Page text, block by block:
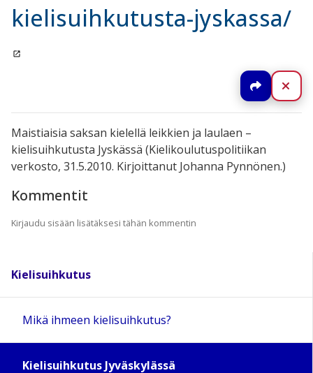
kielisuihkutusta-jyskassa/
Jaa
Maistiaisia saksan kielellä leikkien ja laulaen –
kielisuihkutusta Jyskässä (Kielikoulutuspolitiikan
verkosto, 31.5.2010. Kirjoittanut Johanna Pynnönen.)
Kommentit
Kirjaudu sisään lisätäksesi tähän kommentin
Kielisuihkutus
Mikä ihmeen kielisuihkutus?
Kielisuihkutus Jyväskylässä